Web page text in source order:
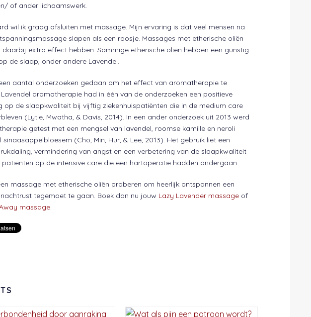
of ander lichaamswerk.
wil ik graag afsluiten met massage. Mijn ervaring is dat veel mensen na
slapen als een roosje. Massages met etherische oliën
daarbij extra effect hebben. Sommige etherische oliën hebben een gunstig
de slaap, onder andere Lavendel.
aantal onderzoeken gedaan om het effect van aromatherapie te
aromatherapie had in één van de onderzoeken een positieve
op de slaapkwaliteit bij vijftig ziekenhuispatiënten die in de medium care
(Lytle, Mwatha, & Davis, 2014). In een ander onderzoek uit 2013 werd
getest met een mengsel van lavendel, roomse kamille en neroli
sinaasappelbloesem (Cho, Min, Hur, & Lee, 2013). Het gebruik liet een
vermindering van angst en een verbetering van de slaapkwaliteit
patiënten op de intensive care die een hartoperatie hadden ondergaan.
massage met etherische oliën proberen om heerlijk ontspannen een
tegemoet te gaan. Boek dan nu jouw Lazy Lavender massage of
massage